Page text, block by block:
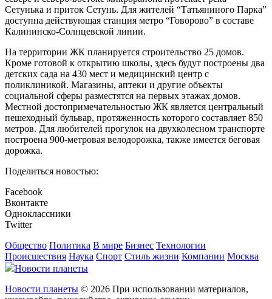
Сетунька и приток Сетунь. Для жителей “Татьяниного Парка”
доступна действующая станция метро “Говорово” в составе
Калининско-Солнцевской линии.
На территории ЖК планируется строительство 25 домов.
Кроме готовой к открытию школы, здесь будут построены два
детских сада на 430 мест и медицинский центр с
поликлиникой. Магазины, аптеки и другие объекты
социальной сферы разместятся на первых этажах домов.
Местной достопримечательностью ЖК является центральный
пешеходный бульвар, протяженность которого составляет 850
метров. Для любителей прогулок на двухколесном транспорте
построена 900-метровая велодорожка, также имеется беговая
дорожка.
Поделиться новостью:
Facebook
Вконтакте
Одноклассники
Twitter
Общество Политика В мире Бизнес Технологии
Происшествия Наука Спорт Стиль жизни Компании Москва
Новости планеты
Новости планеты © 2026 При использовании материалов,